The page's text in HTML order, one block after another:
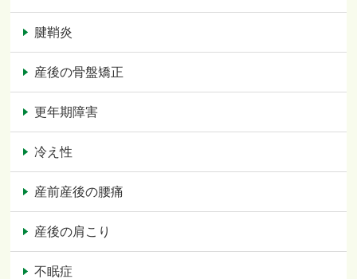
腱鞘炎
産後の骨盤矯正
更年期障害
冷え性
産前産後の腰痛
産後の肩こり
不眠症